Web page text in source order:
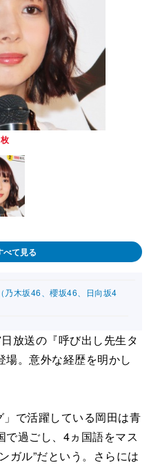
べて見る
乃木坂46、櫻坂46、日向坂4
放送の『呼び出し先生タ
。意外な経歴を明かし
で活躍している岡田は青
で過ごし、4ヵ国語をマス
ガル”だという。さらには